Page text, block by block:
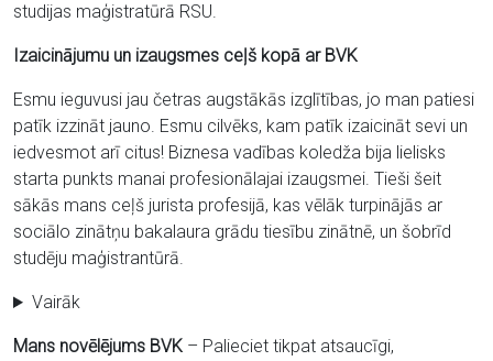
studijas maģistratūrā RSU.
Izaicinājumu un izaugsmes ceļš kopā ar BVK
Esmu ieguvusi jau četras augstākās izglītības, jo man patiesi
patīk izzināt jauno. Esmu cilvēks, kam patīk izaicināt sevi un
iedvesmot arī citus! Biznesa vadības koledža bija lielisks
starta punkts manai profesionālajai izaugsmei. Tieši šeit
sākās mans ceļš jurista profesijā, kas vēlāk turpinājās ar
sociālo zinātņu bakalaura grādu tiesību zinātnē, un šobrīd
studēju maģistrantūrā.
Vairāk
Mans novēlējums BVK – Palieciet tikpat atsaucīgi,